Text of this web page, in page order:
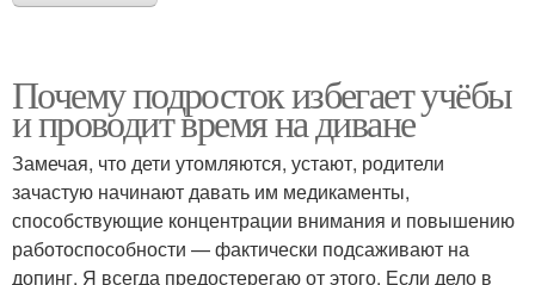
Почему подросток избегает учёбы
и проводит время на диване
Замечая, что дети утомляются, устают, родители
зачастую начинают давать им медикаменты,
способствующие концентрации внимания и повышению
работоспособности — фактически подсаживают на
допинг. Я всегда предостерегаю от этого. Если дело в